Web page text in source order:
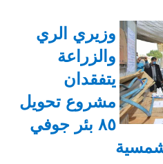
وزيري الري
والزراعة
يتفقدان
مشروع تحويل
٨٥ بئر جوفي